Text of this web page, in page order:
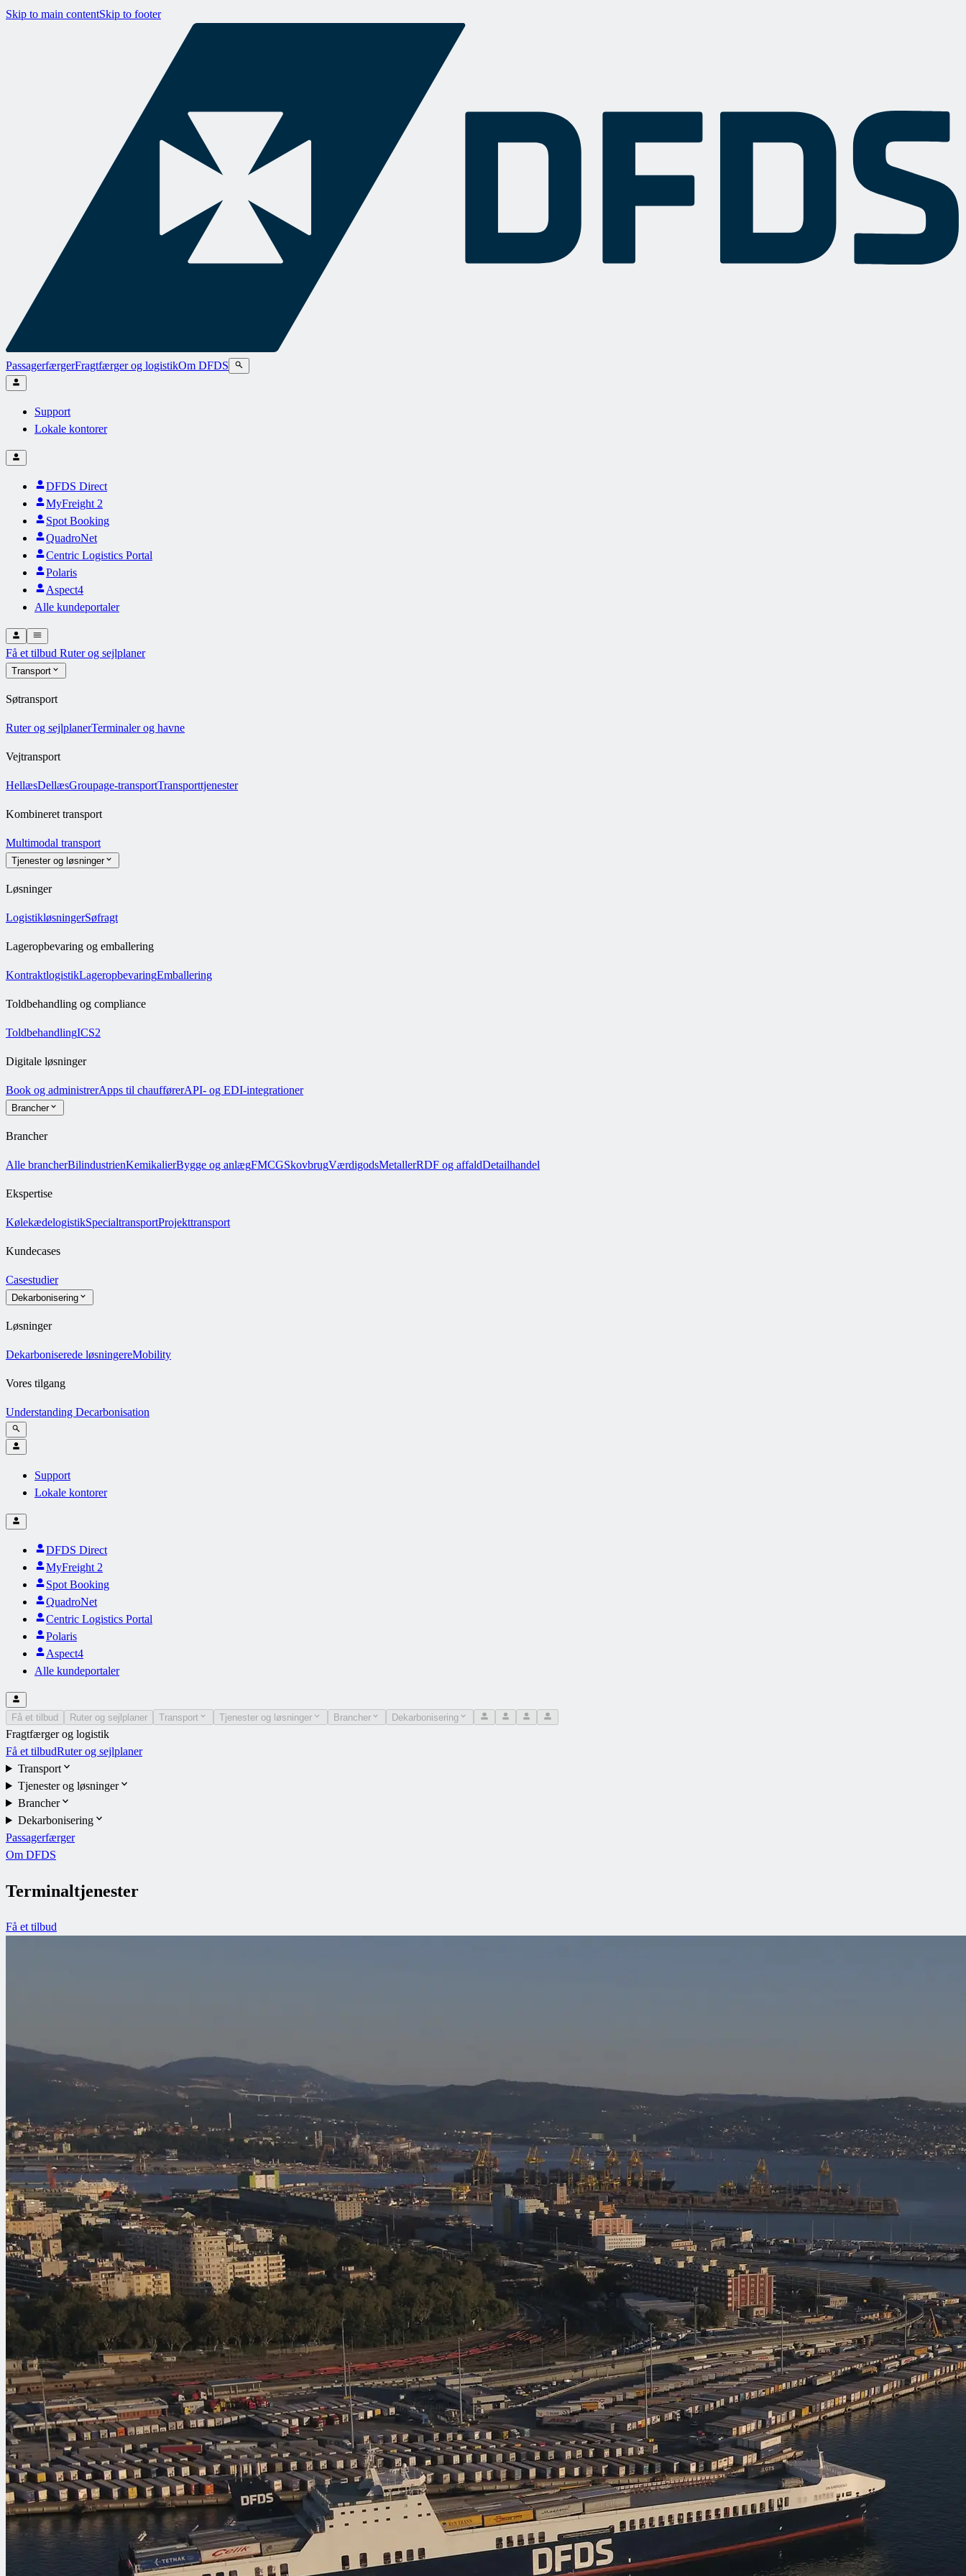
Skip to main contentSkip to footer
PassagerfærgerFragtfærger og logistikOm DFDS
Support
Lokale kontorer
DFDS Direct
MyFreight 2
Spot Booking
QuadroNet
Centric Logistics Portal
Polaris
Aspect4
Alle kundeportaler
Få et tilbud Ruter og sejlplaner
Transport
Søtransport
Ruter og sejlplanerTerminaler og havne
Vejtransport
HellæsDellæsGroupage-transportTransporttjenester
Kombineret transport
Multimodal transport
Tjenester og løsninger
Løsninger
LogistikløsningerSøfragt
Lageropbevaring og emballering
KontraktlogistikLageropbevaringEmballering
Toldbehandling og compliance
ToldbehandlingICS2
Digitale løsninger
Book og administrerApps til chaufførerAPI- og EDI-integrationer
Brancher
Brancher
Alle brancherBilindustrienKemikalierBygge og anlægFMCGSkovbrugVærdigodsMetallerRDF og affaldDetailhandel
Ekspertise
KølekædelogistikSpecialtransportProjekttransport
Kundecases
Casestudier
Dekarbonisering
Løsninger
Dekarboniserede løsningereMobility
Vores tilgang
Understanding Decarbonisation
Support
Lokale kontorer
DFDS Direct
MyFreight 2
Spot Booking
QuadroNet
Centric Logistics Portal
Polaris
Aspect4
Alle kundeportaler
Få et tilbud Ruter og sejlplaner Transport Tjenester og løsninger Brancher Dekarbonisering
Fragtfærger og logistik
Få et tilbudRuter og sejlplaner
Transport
Tjenester og løsninger
Brancher
Dekarbonisering
Passagerfærger
Om DFDS
Terminaltjenester
Få et tilbud